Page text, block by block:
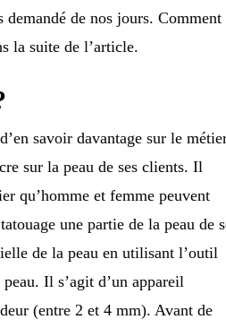
demandé de nos jours. Comment
la suite de l’article.
savoir davantage sur le
sur la peau de ses clients. Il
qu’homme et femme peuvent
une partie de la peau de
de la peau en utilisant l’outil
Il s’agit d’un appareil
(entre 2 et 4 mm). Avant de